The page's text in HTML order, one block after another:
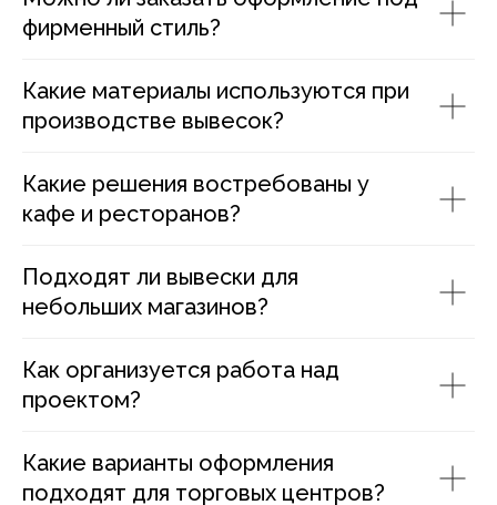
фирменный стиль?
Какие материалы используются при
производстве вывесок?
Какие решения востребованы у
кафе и ресторанов?
Подходят ли вывески для
небольших магазинов?
Как организуется работа над
проектом?
Какие варианты оформления
подходят для торговых центров?